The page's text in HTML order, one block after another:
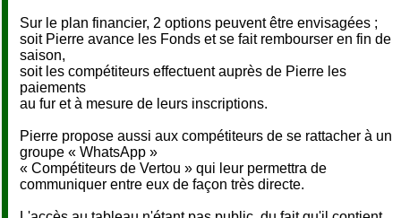
Sur le plan financier, 2 options peuvent être envisagées ;
soit Pierre avance les Fonds et se fait rembourser en fin de
saison,
soit les compétiteurs effectuent auprès de Pierre les
paiements
au fur et à mesure de leurs inscriptions.
Pierre propose aussi aux compétiteurs de se rattacher à un
groupe « WhatsApp »
« Compétiteurs de Vertou » qui leur permettra de
communiquer entre eux de façon très directe.